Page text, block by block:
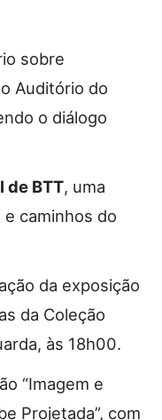
sobre
Auditório do
o diálogo
de BTT, uma
caminhos do
da exposição
da Coleção
às 18h00.
“Imagem e
Projetada”, com